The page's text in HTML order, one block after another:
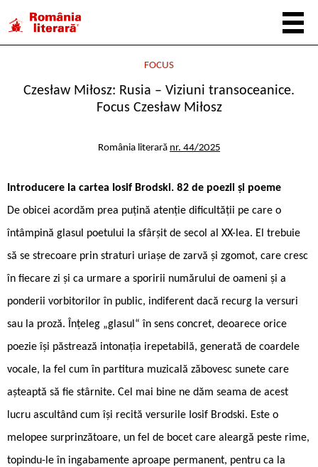
FOCUS
Czesław Miłosz: Rusia – Viziuni transoceanice.
Focus Czesław Miłosz
România literară nr. 44/2025
Introducere la cartea Iosif Brodski. 82 de poezii și poeme
De obicei acordăm prea puțină atenție dificultății pe care o
întâmpină glasul poetului la sfârșit de secol al XX-lea. El trebuie
să se strecoare prin straturi uriașe de zarvă și zgomot, care cresc
în fiecare zi și ca urmare a sporirii numărului de oameni și a
ponderii vorbitorilor în public, indiferent dacă recurg la versuri
sau la proză. Înțeleg „glasul“ în sens concret, deoarece orice
poezie își păstrează intonația irepetabilă, generată de coardele
vocale, la fel cum în partitura muzicală zăbovesc sunete care
așteaptă să fie stârnite. Cel mai bine ne dăm seama de acest
lucru ascultând cum își recită versurile Iosif Brodski. Este o
melopee surprinzătoare, un fel de bocet care aleargă peste rime,
topindu-le în ingabamente aproape permanent, pentru ca la